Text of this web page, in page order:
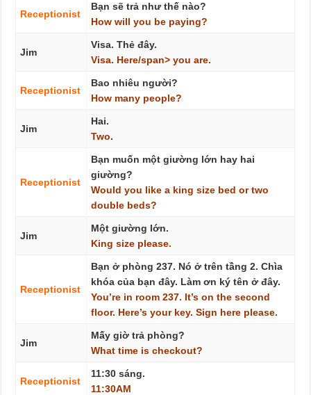
Receptionist
Bạn sẽ trả như thế nào?
How will you be paying?
Jim
Visa. Thẻ đây.
Visa. Here/span> you are.
Receptionist
Bao nhiêu người?
How many people?
Jim
Hai.
Two.
Receptionist
Bạn muốn một giường lớn hay hai
giường?
Would you like a king size bed or two
double beds?
Jim
Một giường lớn.
King size please.
Receptionist
Bạn ở phòng 237. Nó ở trên tầng 2. Chìa
khóa của bạn đây. Làm ơn ký tên ở đây.
You’re in room 237. It’s on the second
floor. Here’s your key. Sign here please.
Jim
Mấy giờ trả phòng?
What time is checkout?
Receptionist
11:30 sáng.
11:30AM